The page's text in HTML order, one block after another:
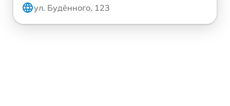
ул. Будённого, 123